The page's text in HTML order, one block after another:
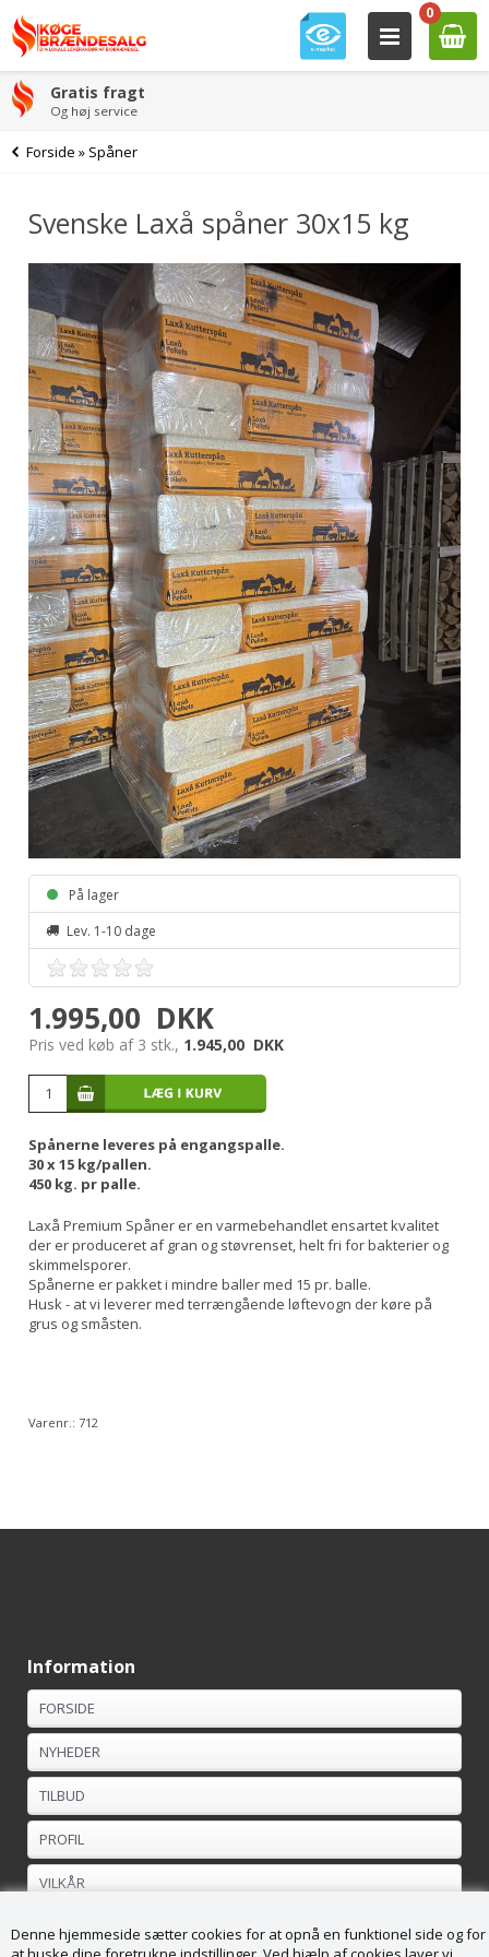
Denne hjemmeside sætter cookies for at opnå en funktionel side og for
0
Gratis fragt
Og høj service
Forside » Spåner
Svenske Laxå spåner 30x15 kg
På lager
Lev. 1-10 dage
1.995,00 DKK
Pris ved køb af 3 stk., 1.945,00 DKK
Spånerne leveres på engangspalle.
30 x 15 kg/pallen.
450 kg. pr palle.
Laxå Premium Spåner er en varmebehandlet ensartet kvalitet
der er produceret af gran og støvrenset, helt fri for bakterier og
skimmelsporer.
Spånerne er pakket i mindre baller med 15 pr. balle.
Husk - at vi leverer med terrængående løftevogn der køre på
grus og småsten.
Varenr.:712
Information
FORSIDE
NYHEDER
TILBUD
PROFIL
VILKÅR
FORTRYDELSESRET